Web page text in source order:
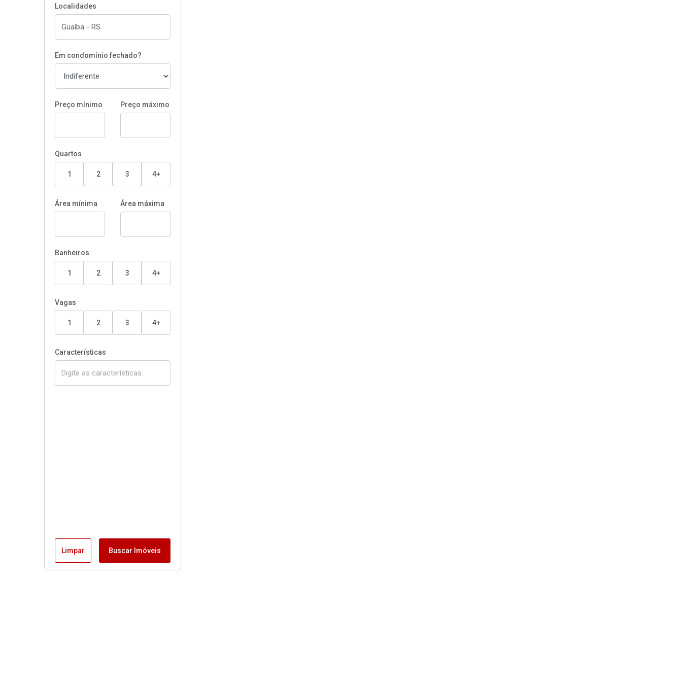
Localidades
Em condomínio fechado?
Preço mínimo Preço máximo
Quartos
1 2 3 4+
Área mínima Área máxima
Banheiros
1 2 3 4+
Vagas
1 2 3 4+
Características
Limpar Buscar Imóveis